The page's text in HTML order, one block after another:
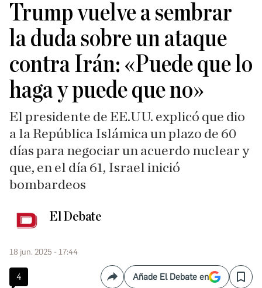
Trump vuelve a sembrar
la duda sobre un ataque
contra Irán: «Puede que lo
haga y puede que no»
El presidente de EE.UU. explicó que dio
a la República Islámica un plazo de 60
días para negociar un acuerdo nuclear y
que, en el día 61, Israel inició
bombardeos
El Debate
18 jun. 2025 - 17:44
4 CompartirAñade El Debate en Save